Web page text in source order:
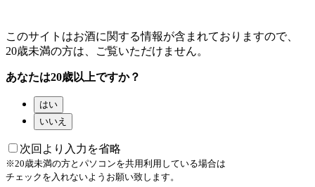
このサイトはお酒に関する情報が含まれておりますので、
20歳未満の方は、ご覧いただけません。
あなたは20歳以上ですか？
はい
いいえ
次回より入力を省略
※20歳未満の方とパソコンを共用利用している場合は
チェックを入れないようお願い致します。